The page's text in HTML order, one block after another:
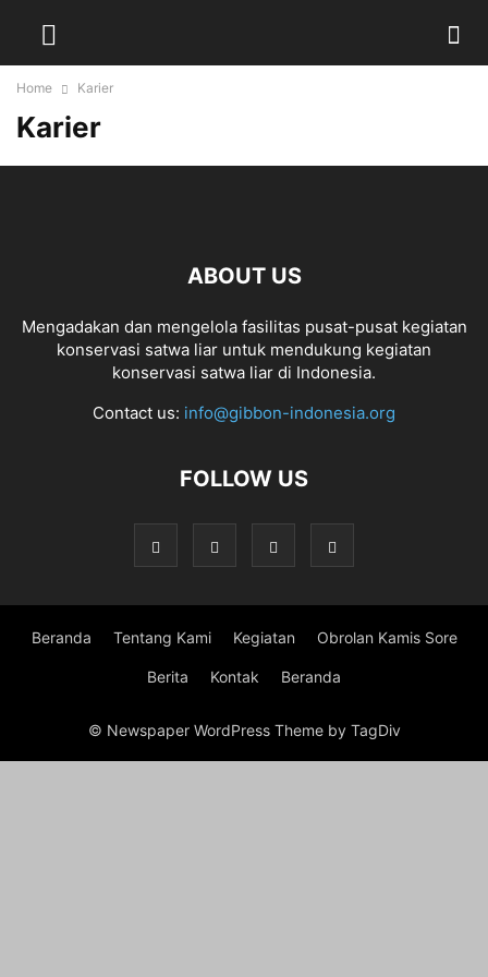
Home Karier
Karier
ABOUT US
Mengadakan dan mengelola fasilitas pusat-pusat kegiatan
konservasi satwa liar untuk mendukung kegiatan
konservasi satwa liar di Indonesia.
Contact us: info@gibbon-indonesia.org
FOLLOW US
Beranda Tentang Kami Kegiatan Obrolan Kamis Sore
Berita Kontak Beranda
© Newspaper WordPress Theme by TagDiv